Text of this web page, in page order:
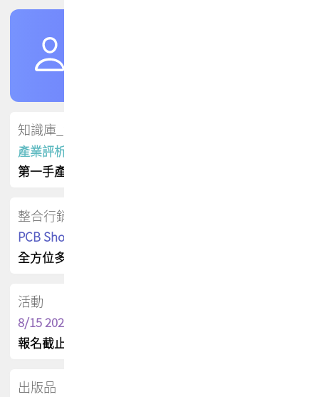
知識庫_會員專屬
產業評析報告
第一手產業資訊
整合行銷
PCB Shop 採購指南
全方位多元曝光方案
活動
8/15 2026 TPCA健康盃保齡球聯誼賽
報名截止日 : 8/3 活動日期 : 8/15
出版品